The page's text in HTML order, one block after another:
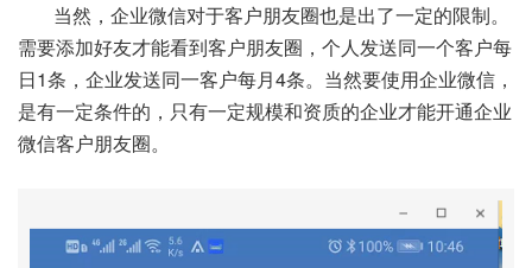
当然，企业微信对于客户朋友圈也是出了一定的限制。
需要添加好友才能看到客户朋友圈，个人发送同一个客户每
日1条，企业发送同一客户每月4条。当然要使用企业微信，
是有一定条件的，只有一定规模和资质的企业才能开通企业
微信客户朋友圈。